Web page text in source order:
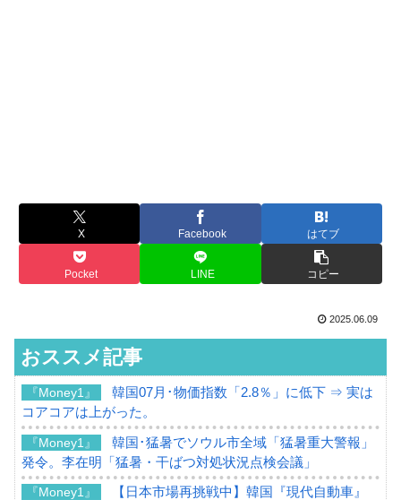
X Facebook はてブ
Pocket LINE コピー
2025.06.09
おススメ記事
『Money1』
韓国07月･物価指数「2.8％」に低下 ⇒ 実は
コアコアは上がった。
『Money1』
韓国･猛暑でソウル市全域「猛暑重大警報」
発令。李在明「猛暑・干ばつ対処状況点検会議」
『Money1』
【日本市場再挑戦中】韓国『現代自動車』